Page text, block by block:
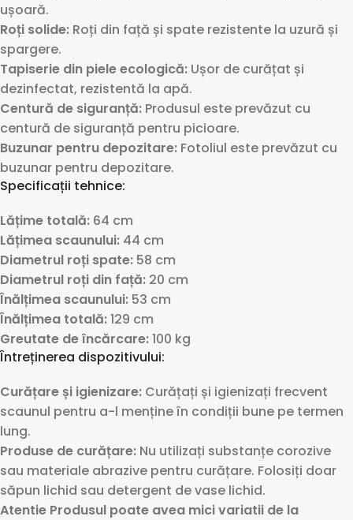
ușoară.
Roți solide: Roți din față și spate rezistente la uzură și
spargere.
Tapiserie din piele ecologică: Ușor de curățat și
dezinfectat, rezistentă la apă.
Centură de siguranță: Produsul este prevăzut cu
centură de siguranță pentru picioare.
Buzunar pentru depozitare: Fotoliul este prevăzut cu
buzunar pentru depozitare.
Specificații tehnice:
Lățime totală: 64 cm
Lățimea scaunului: 44 cm
Diametrul roți spate: 58 cm
Diametrul roți din față: 20 cm
Înălțimea scaunului: 53 cm
Înălțimea totală:129 cm
Greutate de încărcare:100 kg
Întreținerea dispozitivului:
Curățare și igienizare: Curățați și igienizați frecvent
scaunul pentru a-l menține în condiții bune pe termen
lung.
Produse de curățare: Nu utilizați substanțe corozive
sau materiale abrazive pentru curățare. Folosiți doar
săpun lichid sau detergent de vase lichid.
Atentie Produsul poate avea mici variatii de la